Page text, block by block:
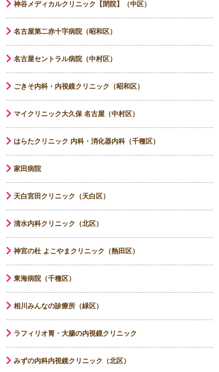
神谷メディカルクリニック【閉院】（中区）
名古屋第二赤十字病院（昭和区）
名古屋セントラル病院（中村区）
ごきそ内科・内視鏡クリニック（昭和区）
マイクリニック大久保 名古屋（中村区）
はらたクリニック 内科・消化器内科（千種区）
家田病院
天白宮田クリニック（天白区）
清水内科クリニック（北区）
神宮の杜 よこやまクリニック（熱田区）
東海病院（千種区）
相川みんなの診療所（緑区）
ラフィリオ胃・大腸の内視鏡クリニック
みずの内科内視鏡クリニック（北区）